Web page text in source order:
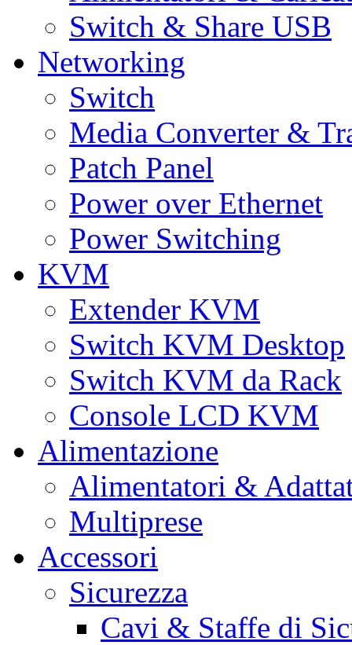
Switch & Share USB
Networking
Switch
Media Converter &
Patch Panel
Power over Ethernet
Power Switching
KVM
Extender KVM
Switch KVM Desktop
Switch KVM da Rack
Console LCD KVM
Alimentazione
Alimentatori &
Multiprese
Accessori
Sicurezza
Cavi & Staffe di